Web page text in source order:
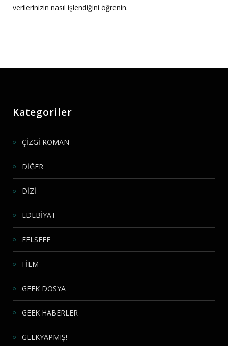
verilerinizin nasıl işlendiğini öğrenin.
Kategoriler
ÇİZGİ ROMAN
DİĞER
DİZİ
EDEBİYAT
FELSEFE
FİLM
GEEK DOSYA
GEEK HABERLER
GEEKYAPMIŞ!